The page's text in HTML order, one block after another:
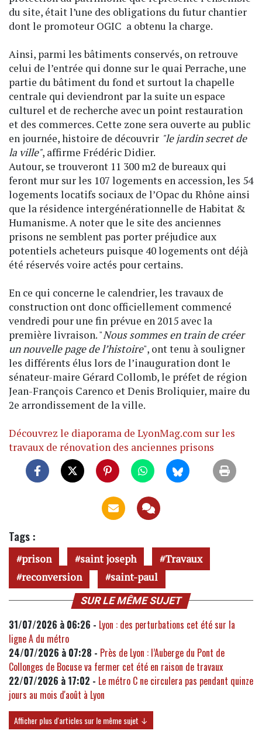
du site, était l’une des obligations du futur chantier
dont le promoteur OGIC a obtenu la charge.
Ainsi, parmi les bâtiments conservés, on retrouve
celui de l’entrée qui donne sur le quai Perrache, une
partie du bâtiment du fond et surtout la chapelle
centrale qui deviendront par la suite un espace
culturel et de recherche avec un point restauration
et des commerces. Cette zone sera ouverte au public
en journée, histoire de découvrir "le jardin secret de
la ville", affirme Frédéric Didier.
Autour, se trouveront 11 300 m2 de bureaux qui
feront mur sur les 107 logements en accession, les 54
logements locatifs sociaux de l’Opac du Rhône ainsi
que la résidence intergénérationnelle de Habitat &
Humanisme. A noter que le site des anciennes
prisons ne semblent pas porter préjudice aux
potentiels acheteurs puisque 40 logements ont déjà
été réservés voire actés pour certains.
En ce qui concerne le calendrier, les travaux de
construction ont donc officiellement commencé
vendredi pour une fin prévue en 2015 avec la
première livraison. "Nous sommes en train de créer
un nouvelle page de l’histoire", ont tenu à souligner
les différents élus lors de l’inauguration dont le
sénateur-maire Gérard Collomb, le préfet de région
Jean-François Carenco et Denis Broliquier, maire du
2e arrondissement de la ville.
Découvrez le diaporama de LyonMag.com sur les
travaux de rénovation des anciennes prisons
Tags :
prison saint joseph
Travaux
reconversion
saint-paul
SUR LE MÊME SUJET
31/07/2026 à 06:26 - Lyon : des perturbations cet été sur la
ligne A du métro
24/07/2026 à 07:28 - Près de Lyon : l’Auberge du Pont de
Collonges de Bocuse va fermer cet été en raison de travaux
22/07/2026 à 17:02 - Le métro C ne circulera pas pendant quinze
jours au mois d'août à Lyon
Afficher plus d'articles sur le même sujet ↓